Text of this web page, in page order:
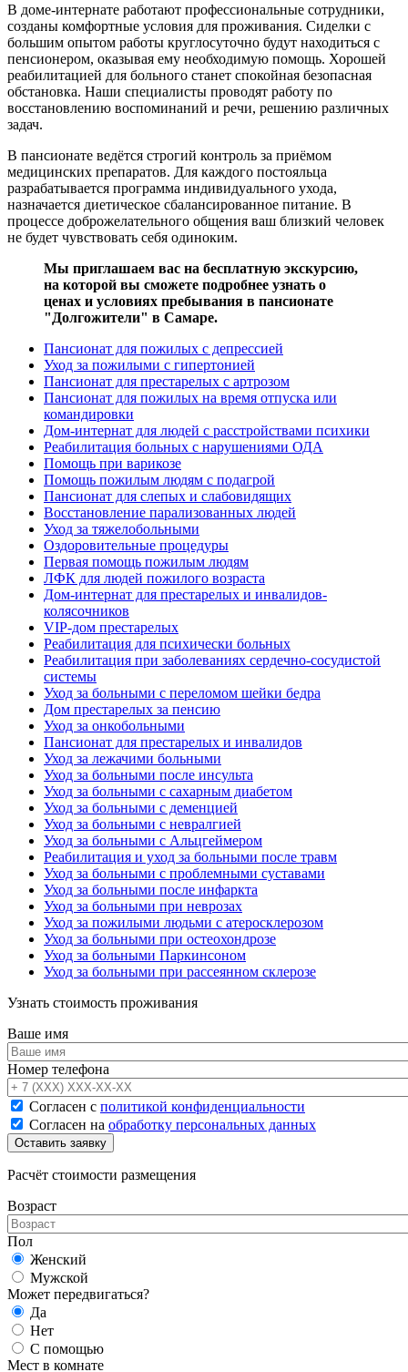
В доме-интернате работают профессиональные сотрудники,
созданы комфортные условия для проживания. Сиделки с
большим опытом работы круглосуточно будут находиться с
пенсионером, оказывая ему необходимую помощь. Хорошей
реабилитацией для больного станет спокойная безопасная
обстановка. Наши специалисты проводят работу по
восстановлению воспоминаний и речи, решению различных
задач.
В пансионате ведётся строгий контроль за приёмом
медицинских препаратов. Для каждого постояльца
разрабатывается программа индивидуального ухода,
назначается диетическое сбалансированное питание. В
процессе доброжелательного общения ваш близкий человек
не будет чувствовать себя одиноким.
Мы приглашаем вас на бесплатную экскурсию,
на которой вы сможете подробнее узнать о
ценах и условиях пребывания в пансионате
"Долгожители" в Самаре.
Пансионат для пожилых с депрессией
Уход за пожилыми с гипертонией
Пансионат для престарелых с артрозом
Пансионат для пожилых на время отпуска или
командировки
Дом-интернат для людей с расстройствами психики
Реабилитация больных с нарушениями ОДА
Помощь при варикозе
Помощь пожилым людям с подагрой
Пансионат для слепых и слабовидящих
Восстановление парализованных людей
Уход за тяжелобольными
Оздоровительные процедуры
Первая помощь пожилым людям
ЛФК для людей пожилого возраста
Дом-интернат для престарелых и инвалидов-
колясочников
VIP-дом престарелых
Реабилитация для психически больных
Реабилитация при заболеваниях сердечно-сосудистой
системы
Уход за больными с переломом шейки бедра
Дом престарелых за пенсию
Уход за онкобольными
Пансионат для престарелых и инвалидов
Уход за лежачими больными
Уход за больными после инсульта
Уход за больными с сахарным диабетом
Уход за больными с деменцией
Уход за больными с невралгией
Уход за больными с Альцгеймером
Реабилитация и уход за больными после травм
Уход за больными с проблемными суставами
Уход за больными после инфаркта
Уход за больными при неврозах
Уход за пожилыми людьми с атеросклерозом
Уход за больными при остеохондрозе
Уход за больными Паркинсоном
Уход за больными при рассеянном склерозе
Узнать стоимость проживания
Ваше имя
Номер телефона
Согласен с политикой конфиденциальности
Согласен на обработку персональных данных
Расчёт стоимости размещения
Возраст
Пол
Женский
Мужской
Может передвигаться?
Да
Нет
С помощью
Мест в комнате